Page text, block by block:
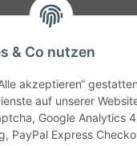
& Co nutzen
akzeptieren“
auf unserer
Google Analytics
PayPal Express